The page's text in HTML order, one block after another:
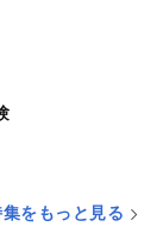
をもっと見る